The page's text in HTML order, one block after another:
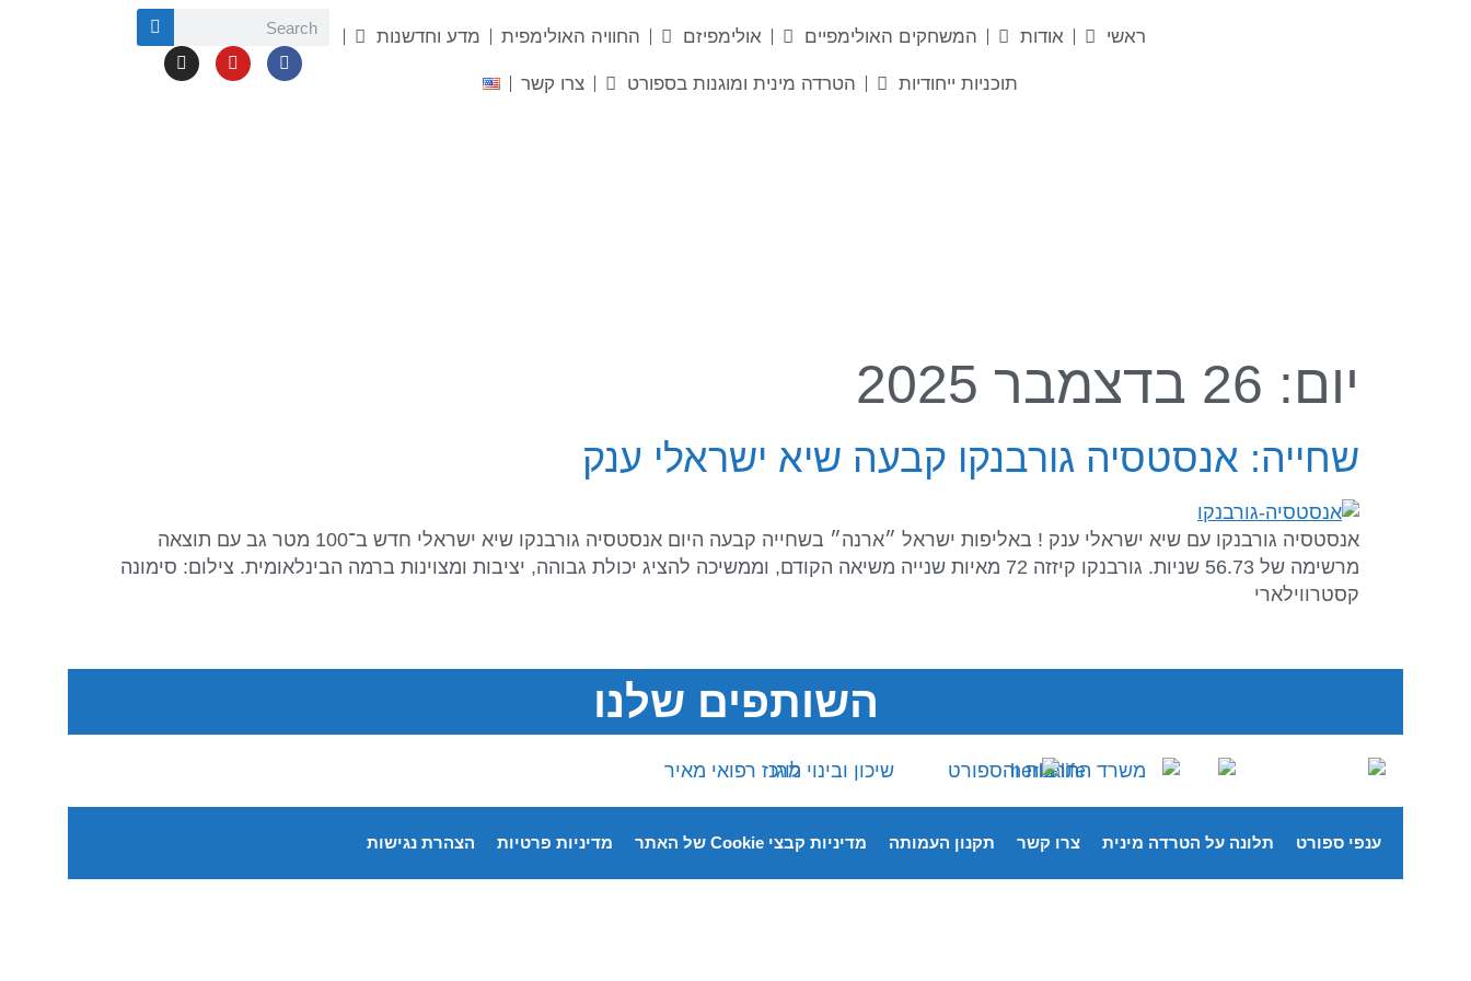
ראשי אודות המשחקים האולימפיים אולימפיזם החוויה האולימפית מדע וחדשנות
תוכניות ייחודיות הטרדה מינית ומוגנות בספורט צרו קשר
יום: 26 בדצמבר 2025
שחייה: אנסטסיה גורבנקו קבעה שיא ישראלי ענק
אנסטסיה גורבנקו עם שיא ישראלי ענק ! באליפות ישראל ״ארנה״ בשחייה קבעה היום אנסטסיה גורבנקו שיא ישראלי חדש ב־100 מטר גב עם תוצאה
מרשימה של 56.73 שניות. גורבנקו קיזזה 72 מאיות שנייה משיאה הקודם, וממשיכה להציג יכולת גבוהה, יציבות ומצוינות ברמה הבינלאומית. צילום: סימונה
קסטרווילארי
השותפים שלנו
ענפי ספורט תלונה על הטרדה מינית צרו קשר תקנון העמותה מדיניות קבצי Cookie של האתר מדיניות פרטיות הצהרת נגישות